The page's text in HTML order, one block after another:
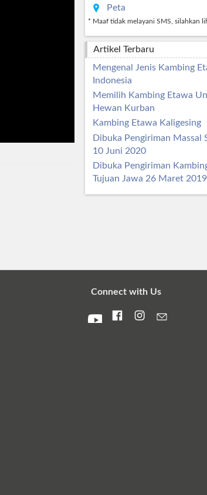
Peta
* Maaf tidak melayani SMS, silahkan
Artikel Terbaru
Mengenal Jenis Kambing
Indonesia
Memilih Kambing Etawa
Hewan Kurban
Kambing Etawa Kaligesing
Dibuka Pengiriman Massal
10 Juni 2020
Dibuka Pengiriman
Tujuan Jawa 26 Maret 2019
Connect with Us